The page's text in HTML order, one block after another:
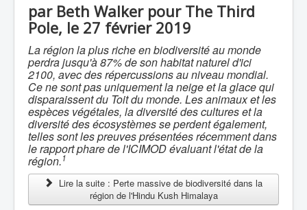
par Beth Walker pour The Third
Pole, le 27 février 2019
La région la plus riche en biodiversité au monde
perdra jusqu'à 87% de son habitat naturel d'ici
2100, avec des répercussions au niveau mondial.
Ce ne sont pas uniquement la neige et la glace qui
disparaissent du Toit du monde. Les animaux et les
espèces végétales, la diversité des cultures et la
diversité des écosystèmes se perdent également,
telles sont les preuves présentées récemment dans
le rapport phare de l'ICIMOD évaluant l'état de la
région.1
Lire la suite : Perte massive de biodiversité dans la
région de l'Hindu Kush Himalaya